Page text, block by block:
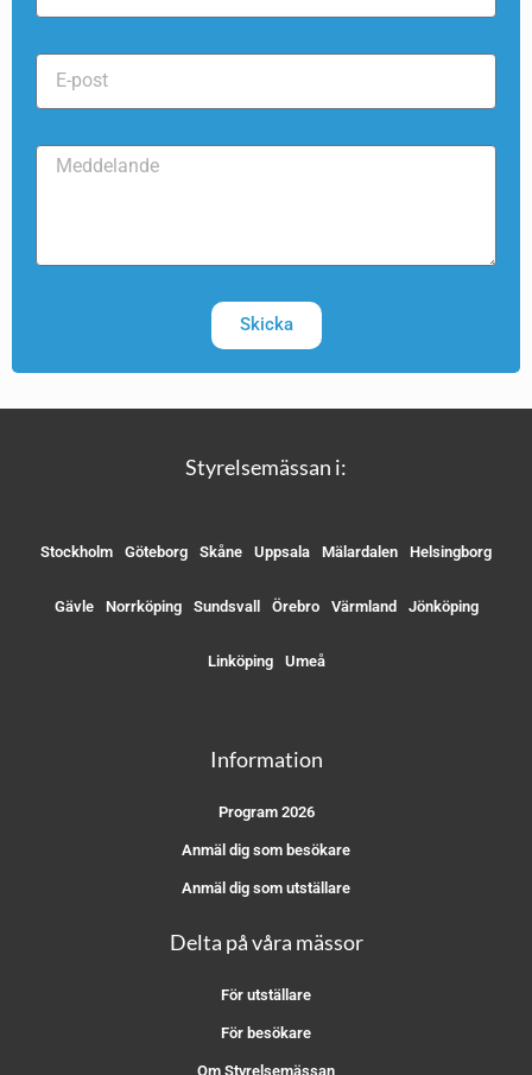
Skicka
Styrelsemässan i:
Stockholm Göteborg Skåne Uppsala Mälardalen Helsingborg
Gävle Norrköping Sundsvall Örebro Värmland Jönköping
Linköping Umeå
Information
Program 2026
Anmäl dig som besökare
Anmäl dig som utställare
Delta på våra mässor
För utställare
För besökare
Om Styrelsemässan